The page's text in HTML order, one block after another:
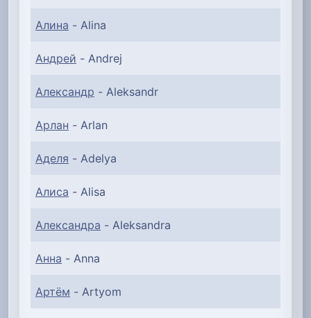
Алина - Alina
Андрей - Andrej
Александр - Aleksandr
Арлан - Arlan
Аделя - Adelya
Алиса - Alisa
Александра - Aleksandra
Анна - Anna
Артём - Artyom